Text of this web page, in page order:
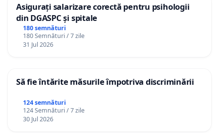
Asigurați salarizare corectă pentru psihologii
din DGASPC și spitale
180 semnături
180 Semnături / 7 zile
31 Jul 2026
Să fie întărite măsurile împotriva discriminării
124 semnături
124 Semnături / 7 zile
30 Jul 2026